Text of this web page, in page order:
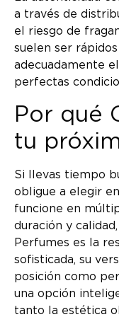
a través de
el riesgo de
suelen ser
adecuadamente
perfectas
Por qué
tu
Si llevas tiempo
obligue a elegir
funcione en
duración y
Perfumes es la
sofisticada, su
posición como
una opción
tanto la estética